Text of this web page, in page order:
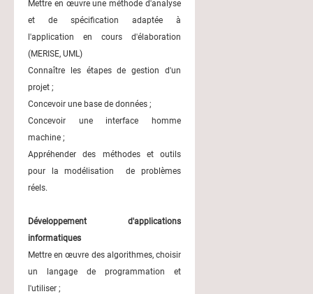
Mettre en œuvre une méthode d'analyse
et de spécification adaptée à
l'application en cours d'élaboration
(MERISE, UML)
Connaître les étapes de gestion d'un
projet ;
Concevoir une base de données ;
Concevoir une interface homme
machine ;
Appréhender des méthodes et outils
pour la modélisation de problèmes
réels.
Développement d'applications
informatiques
Mettre en œuvre des algorithmes, choisir
un langage de programmation et
l'utiliser ;